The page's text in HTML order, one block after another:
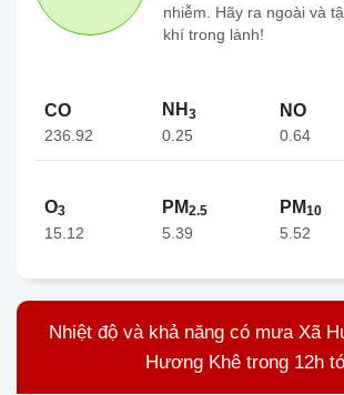
nhiễm. Hãy ra ngoài và
khí trong lành!
CO
236.92
NH 3
0.25
NO
0.64
O3
15.12
PM2.5
5.39
PM10
5.52
Nhiệt độ và khả năng có mưa Xã
Hương Khê trong 12h